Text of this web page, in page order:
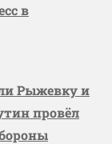
в
Рыжевку и
провёл